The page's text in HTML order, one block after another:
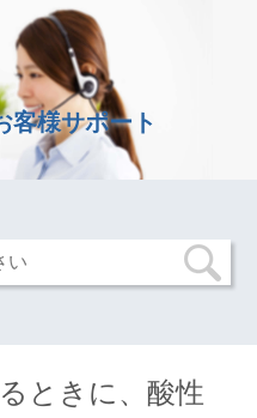
客様サポート
ときに、酸性